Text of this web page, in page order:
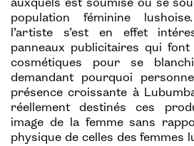
auxquels est soumise ou se
population féminine
l’artiste s’est en effet
panneaux publicitaires qui
cosmétiques pour se
demandant pourquoi
présence croissante à
réellement destinés ces
image de la femme sans
physique de celles des femmes